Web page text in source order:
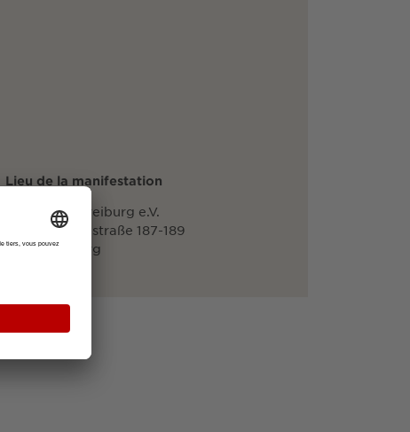
Lieu de la manifestation
PTSV Jahn Freiburg e.V.
Schwarzwaldstraße 187-189
79117 Freiburg